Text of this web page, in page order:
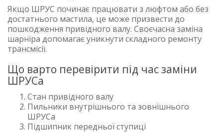
Якщо ШРУС починає працювати з люфтом або без
достатнього мастила, це може призвести до
пошкодження привідного валу. Своєчасна заміна
шарніра допомагає уникнути складного ремонту
трансмісії.
Що варто перевірити під час заміни
ШРУСа
Стан привідного валу
Пильники внутрішнього та зовнішнього
ШРУСа
Підшипник передньої ступиці